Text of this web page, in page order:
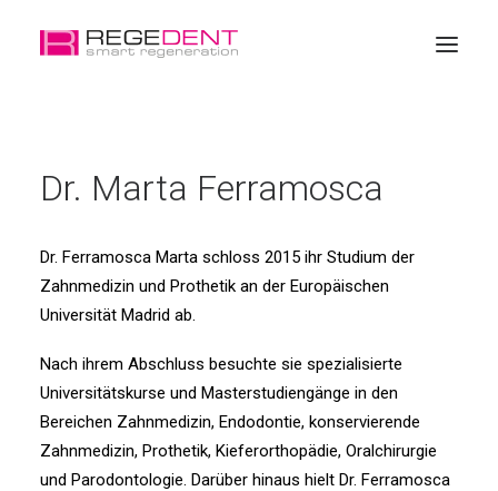
Zahngeweberegeneration
Weiterbildung
Über REGEDENT
Dr. Marta Ferramosca
Dr. Ferramosca Marta schloss 2015 ihr Studium der
Zahnmedizin und Prothetik an der Europäischen
Universität Madrid ab.
Nach ihrem Abschluss besuchte sie spezialisierte
Universitätskurse und Masterstudiengänge in den
Bereichen Zahnmedizin, Endodontie, konservierende
Zahnmedizin, Prothetik, Kieferorthopädie, Oralchirurgie
und Parodontologie. Darüber hinaus hielt Dr. Ferramosca